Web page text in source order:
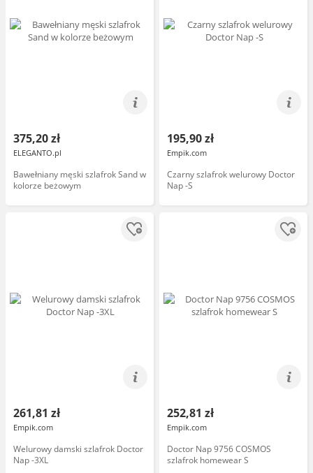
375,20 zł
ELEGANTO.pl
Bawełniany męski szlafrok Sand w
kolorze beżowym
195,90 zł
Empik.com
Czarny szlafrok welurowy Doctor
Nap -S
261,81 zł
Empik.com
Welurowy damski szlafrok Doctor
Nap -3XL
252,81 zł
Empik.com
Doctor Nap 9756 COSMOS
szlafrok homewear S